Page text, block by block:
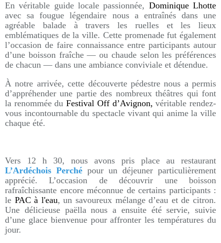
En véritable guide locale passionnée, Dominique Lhotte
avec sa fougue légendaire nous a entraînés dans une
agréable balade à travers les ruelles et les lieux
emblématiques de la ville. Cette promenade fut également
l’occasion de faire connaissance entre participants autour
d’une boisson fraîche — ou chaude selon les préférences
de chacun — dans une ambiance conviviale et détendue.
À notre arrivée, cette découverte pédestre nous a permis
d’appréhender une partie des nombreux théâtres qui font
la renommée duFestival Off d’Avignon, véritable rendez-
vous incontournable du spectacle vivant qui anime la ville
chaque été.
Vers 12 h 30, nous avons pris place au restaurant
L’Ardéchois Perché pour un déjeuner particulièrement
apprécié. L’occasion de découvrir une boisson
rafraîchissante encore méconnue de certains participants :
le PAC à l'eau, un savoureux mélange d’eau et de citron.
Une délicieuse paëlla nous a ensuite été servie, suivie
d’une glace bienvenue pour affronter les températures du
jour.